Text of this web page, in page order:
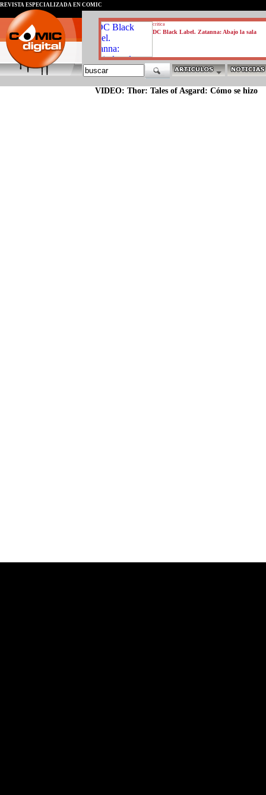
critica
DC Black Label. Zatanna: Abajo la sala
REVISTA ESPECIALIZADA EN CÓMIC
VIDEO: Thor: Tales of Asgard: Cómo se hizo